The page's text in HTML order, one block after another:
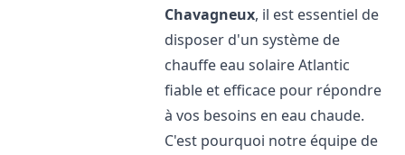
Chavagneux, il est essentiel de
disposer d'un système de
chauffe eau solaire Atlantic
fiable et efficace pour répondre
à vos besoins en eau chaude.
C'est pourquoi notre équipe de